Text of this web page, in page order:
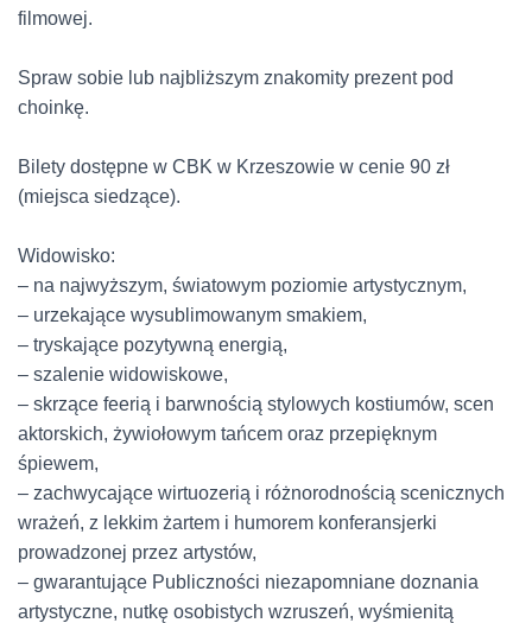
filmowej.
Spraw sobie lub najbliższym znakomity prezent pod
choinkę.
Bilety dostępne w CBK w Krzeszowie w cenie 90 zł
(miejsca siedzące).
Widowisko:
– na najwyższym, światowym poziomie artystycznym,
– urzekające wysublimowanym smakiem,
– tryskające pozytywną energią,
– szalenie widowiskowe,
– skrzące feerią i barwnością stylowych kostiumów, scen
aktorskich, żywiołowym tańcem oraz przepięknym
śpiewem,
– zachwycające wirtuozerią i różnorodnością scenicznych
wrażeń, z lekkim żartem i humorem konferansjerki
prowadzonej przez artystów,
– gwarantujące Publiczności niezapomniane doznania
artystyczne, nutkę osobistych wzruszeń, wyśmienitą